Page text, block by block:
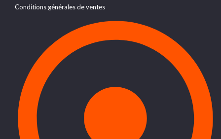
Conditions générales de ventes